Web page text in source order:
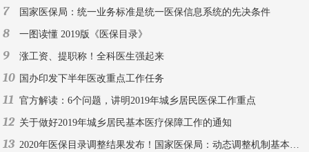
7 国家医保局：统一业务标准是统一医保信息系统的先决条件
8 一图读懂 2019版《医保目录》
9 涨工资、提职称！全科医生强起来
10 国办印发下半年医改重点工作任务
11 官方解读：6个问题，讲明2019年城乡居民医保工作重点
12 关于做好2019年城乡居民基本医疗保障工作的通知
13 2020年医保目录调整结果发布！国家医保局：动态调整机制基本建成